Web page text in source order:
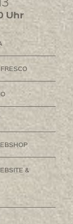
Uhr
&